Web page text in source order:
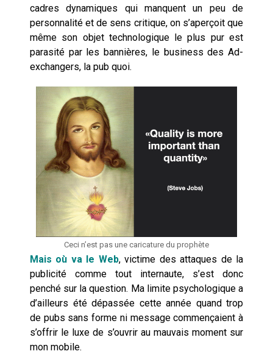
cadres dynamiques qui manquent un peu de
personnalité et de sens critique, on s’aperçoit que
même son objet technologique le plus pur est
parasité par les bannières, le business des Ad-
exchangers, la pub quoi.
Ceci n’est pas une caricature du prophète
Mais où va le Web, victime des attaques de la
publicité comme tout internaute, s’est donc
penché sur la question. Ma limite psychologique a
d’ailleurs été dépassée cette année quand trop
de pubs sans forme ni message commençaient à
s’offrir le luxe de s’ouvrir au mauvais moment sur
mon mobile.